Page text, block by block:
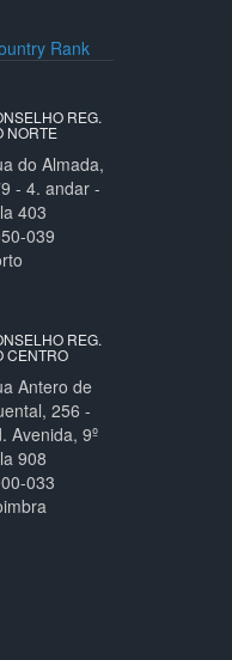
REG.
NORTE
do Almada,
- 4. andar -
403
039
REG.
CENTRO
Antero de
256 -
Avenida, 9º
908
033